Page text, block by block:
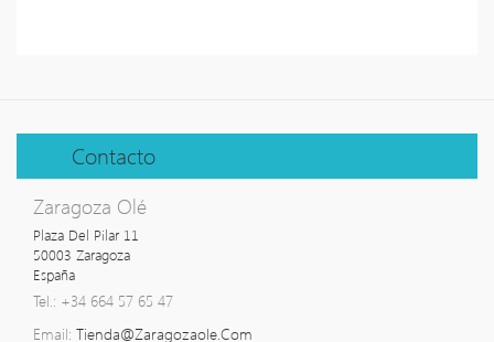
Contacto
Zaragoza Olé
Plaza Del Pilar 11
50003 Zaragoza
España
Tel.: +34 664 57 65 47
Email: Tienda@zaragozaole.com